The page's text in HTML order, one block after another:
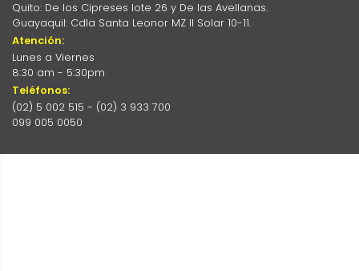
Quito: De los Cipreses lote 26 y De las Avellanas.
Guayaquil: Cdla Santa Leonor MZ II Solar 10-11.
Atención:
Lunes a Viernes
8:30 am - 5:30pm
Teléfonos:
(02) 5 002 515 - (02) 3 933 700
099 005 0050